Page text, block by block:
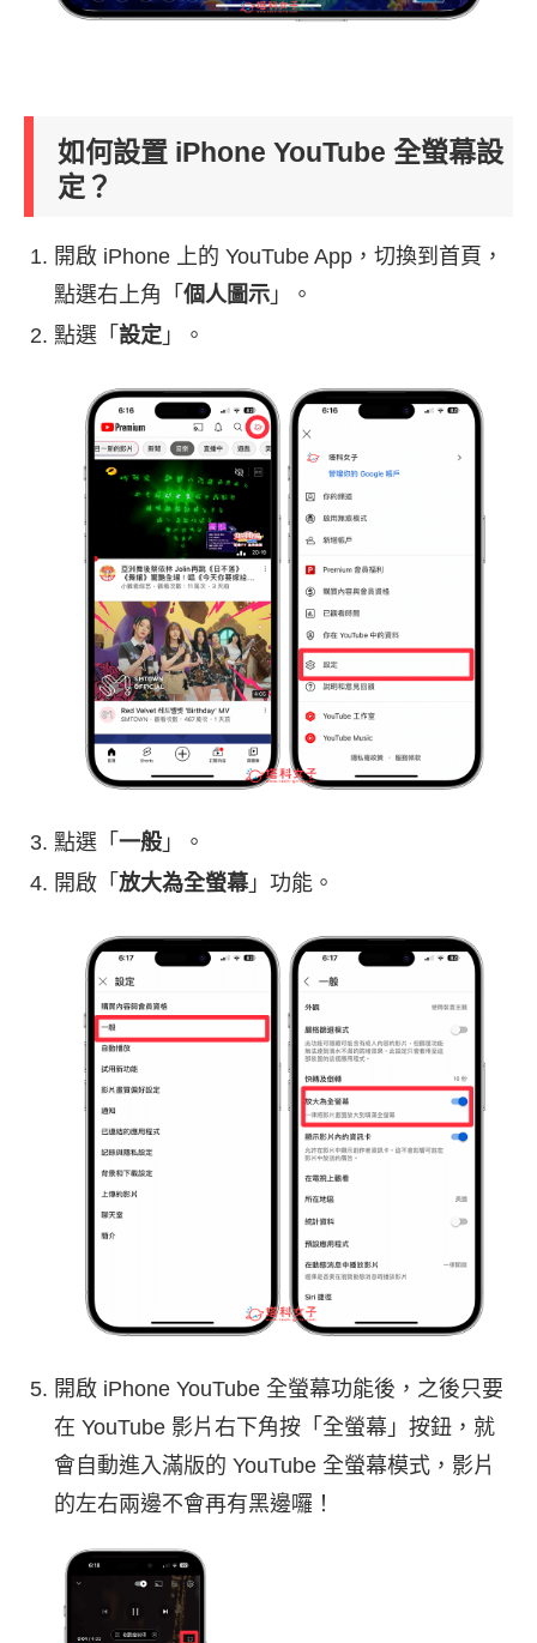
如何設置 iPhone YouTube 全螢幕設
定？
開啟 iPhone 上的 YouTube App，切換到首頁，
點選右上角「 個人圖示 」。
點選「 設定 」。
點選「 一般 」。
開啟「 放大為全螢幕」功能。
開啟 iPhone YouTube 全螢幕功能後，之後只要
在 YouTube 影片右下角按「全螢幕」按鈕，就
會自動進入滿版的 YouTube 全螢幕模式，影片
的左右兩邊不會再有黑邊囉！